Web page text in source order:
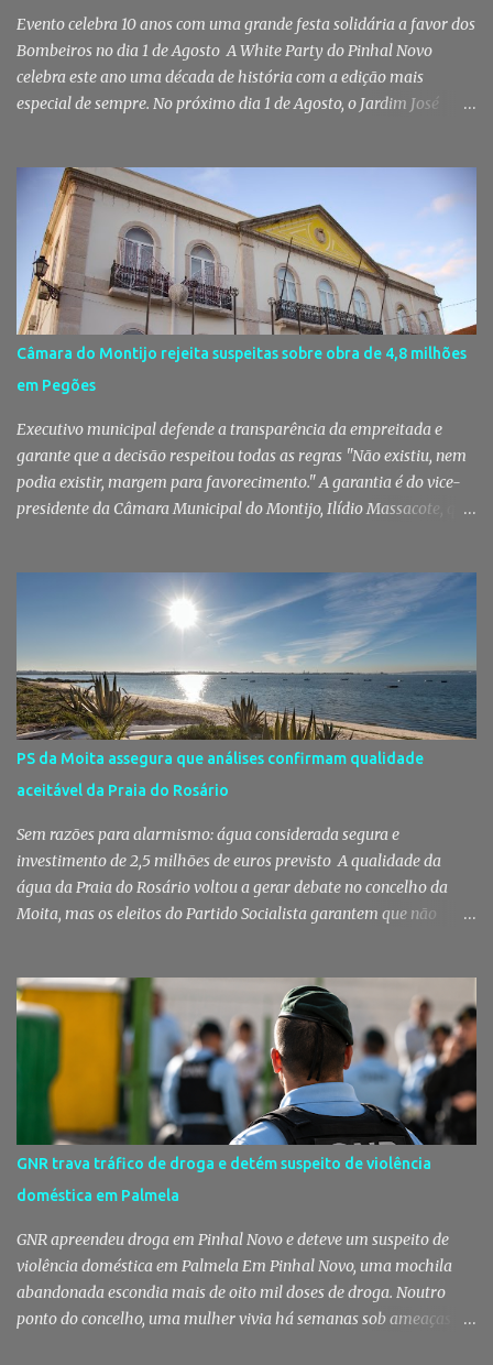
vários indivíduos" durante a ação policial realizada em Pi...
Evento celebra 10 anos com uma grande festa solidária a favor dos
Bombeiros no dia 1 de Agosto A White Party do Pinhal Novo
celebra este ano uma década de história com a edição mais
especial de sempre. No próximo dia 1 de Agosto, o Jardim José
que parte das receitas reverterá para a Associação Humanitária
dos Bombeiros Voluntários do Pinhal Novo, reforçando o espírito
comunitário que sempre distinguiu este evento. O branco é a cor
essencial da festa de 1 de Agosto no Pinhal Novo 10 anos depois da
primeira edição, a White Party continua a ser muito mais do que
uma pista de dança ao ar livre. É um ponto de encontro entre
gerações, um momento de reencontro entre amigos e famílias,
mas também o reflexo daquilo que distingue o Pinhal Novo: a
capacidade de transformar uma ideia simples numa tradição que
mobiliza milhares de pessoas. Todos os anos, quando ch...
Câmara do Montijo rejeita suspeitas sobre obra de 4,8 milhões
em Pegões
Executivo municipal defende a transparência da empreitada e
garante que a decisão respeitou todas as regras "Não existiu, nem
podia existir, margem para favorecimento." A garantia é do vice-
presidente da Câmara Municipal do Montijo, Ilídio Massacote, que
decorreu com total transparência, cumpriu todas as exigências
legais e apenas avançou para ajuste direto depois de três
concursos públicos terem ficado desertos. Município responde às
dúvidas sobre a adjudicação da nova escola A Câmara Municipal
do Montijo veio a público responder às dúvidas levantadas em
torno da adjudicação da construção do futuro Centro Escolar de
Pegões, uma empreitada de cerca de 4,8 milhões de euros que
ganhou destaque após uma notícia publicada pelo Página UM. O
jornal questionou, entre outros aspetos, o recurso ao ajuste direto
e a escolha da empresa adjudicatária, uma socied...
PS da Moita assegura que análises confirmam qualidade
aceitável da Praia do Rosário
Sem razões para alarmismo: água considerada segura e
investimento de 2,5 milhões de euros previsto A qualidade da
água da Praia do Rosário voltou a gerar debate no concelho da
Moita, mas os eleitos do Partido Socialista garantem que não
classificação de "Qualidade Aceitável", - posição validada pela a
Agência Portuguesa do Ambiente a 29 de Julho - acusam
algumas informações de criarem preocupações injustificadas e
reforçam que a valorização daquele espaço passa por um
investimento de cerca de 2,5 milhões de euros previsto pela
Câmara Municipal. A praia é um dos espaços naturais mais
emblemáticos da Moita A reação surge depois de terem sido
divulgadas informações que levantaram dúvidas sobre as
condições da Praia do Rosário, levando os eleitos do Partido
Socialista na Câmara Municipal e Assembleia Municipal da Moita,
bem como na União das Freguesias de Gaio-R...
GNR trava tráfico de droga e detém suspeito de violência
doméstica em Palmela
GNR apreendeu droga em Pinhal Novo e deteve um suspeito de
violência doméstica em Palmela Em Pinhal Novo, uma mochila
abandonada escondia mais de oito mil doses de droga. Noutro
ponto do concelho, uma mulher vivia há semanas sob ameaças